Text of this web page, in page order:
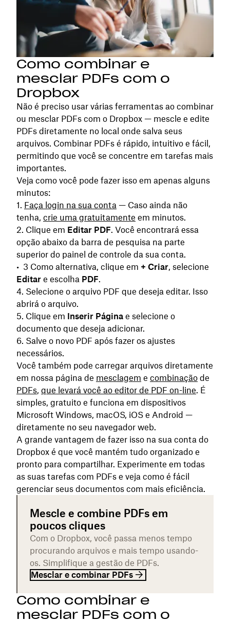
Como combinar e
mesclar PDFs com o
Dropbox
Não é preciso usar várias ferramentas ao combinar
ou mesclar PDFs com o Dropbox — mescle e edite
PDFs diretamente no local onde salva seus
arquivos. Combinar PDFs é rápido, intuitivo e fácil,
permitindo que você se concentre em tarefas mais
importantes.
Veja como você pode fazer isso em apenas alguns
minutos:
Faça login na sua conta — Caso ainda não
tenha, crie uma gratuitamente em minutos.
Clique em Editar PDF. Você encontrará essa
opção abaixo da barra de pesquisa na parte
superior do painel de controle da sua conta.
Como alternativa, clique em + Criar, selecione
Editar e escolha PDF.
Selecione o arquivo PDF que deseja editar. Isso
abrirá o arquivo.
Clique em Inserir Página e selecione o
documento que deseja adicionar.
Salve o novo PDF após fazer os ajustes
necessários.
Você também pode carregar arquivos diretamente
em nossa página de mesclagem e combinação de
PDFs, que levará você ao editor de PDF on-line. É
simples, gratuito e funciona em dispositivos
Microsoft Windows, macOS, iOS e Android —
diretamente no seu navegador web.
A grande vantagem de fazer isso na sua conta do
Dropbox é que você mantém tudo organizado e
pronto para compartilhar. Experimente em todas
as suas tarefas com PDFs e veja como é fácil
gerenciar seus documentos com mais eficiência.
Mescle e combine PDFs em
poucos cliques
Com o Dropbox, você passa menos tempo
procurando arquivos e mais tempo usando-
os. Simplifique a gestão de PDFs.
Mesclar e combinar PDFs
Como combinar e
mesclar PDFs com o